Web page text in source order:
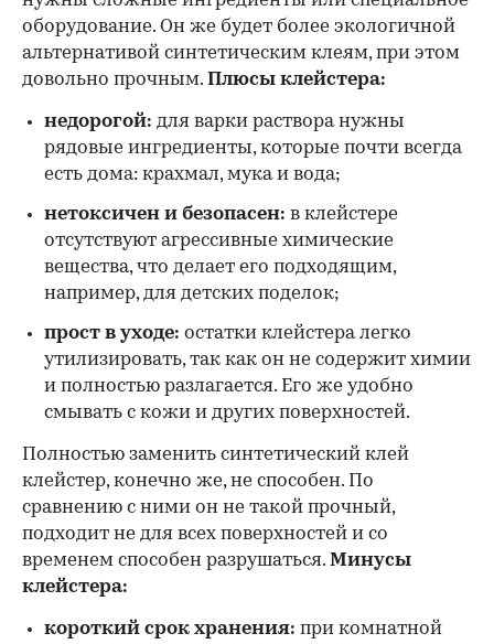
оборудование. Он же будет более экологичной
альтернативой синтетическим клеям, при этом
довольно прочным. Плюсы клейстера:
недорогой: для варки раствора нужны
рядовые ингредиенты, которые почти всегда
есть дома: крахмал, мука и вода;
нетоксичен и безопасен: в клейстере
отсутствуют агрессивные химические
вещества, что делает его подходящим,
например, для детских поделок;
прост в уходе: остатки клейстера легко
утилизировать, так как он не содержит химии
и полностью разлагается. Его же удобно
смывать с кожи и других поверхностей.
Полностью заменить синтетический клей
клейстер, конечно же, не способен. По
сравнению с ними он не такой прочный,
подходит не для всех поверхностей и со
временем способен разрушаться. Минусы
клейстера:
короткий срок хранения: при комнатной